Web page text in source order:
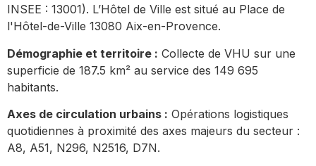
INSEE : 13001). L’Hôtel de Ville est situé au Place de
l'Hôtel-de-Ville 13080 Aix-en-Provence.
Démographie et territoire : Collecte de VHU sur une
superficie de 187.5 km² au service des 149 695
habitants.
Axes de circulation urbains : Opérations logistiques
quotidiennes à proximité des axes majeurs du secteur :
A8, A51, N296, N2516, D7N.